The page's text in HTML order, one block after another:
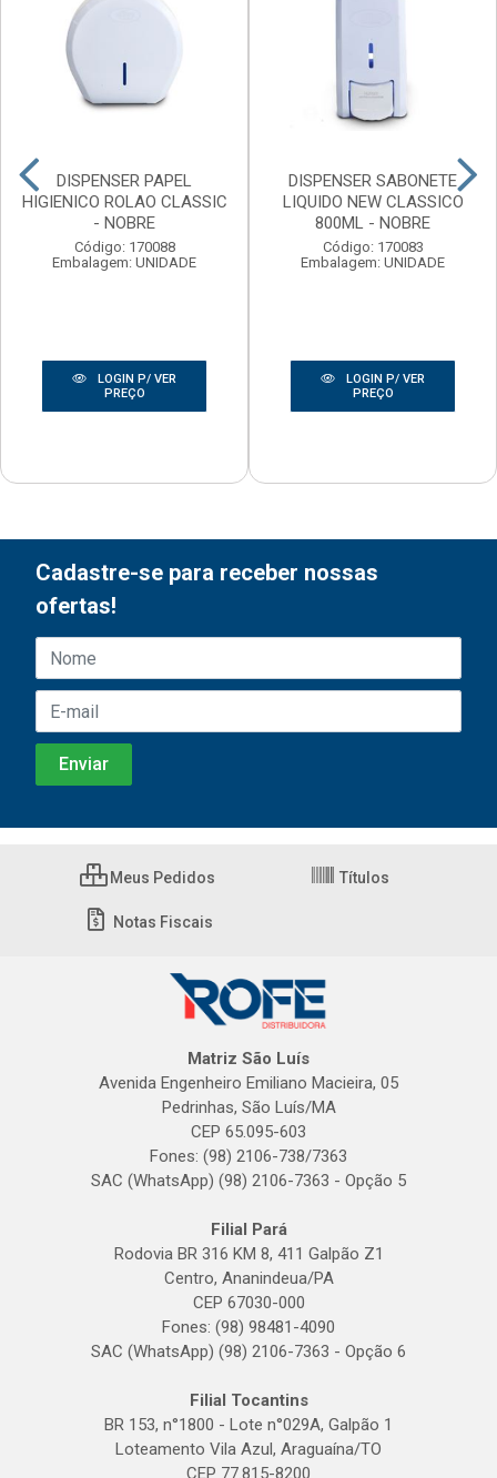
DISPENSER PAPEL
HIGIENICO ROLAO CLASSIC
- NOBRE
Código: 170088
Embalagem: UNIDADE
LOGIN P/ VER
PREÇO
DISPENSER SABONETE
LIQUIDO NEW CLASSICO
800ML - NOBRE
Código: 170083
Embalagem: UNIDADE
LOGIN P/ VER
PREÇO
Cadastre-se para receber nossas
ofertas!
Meus Pedidos Títulos
Notas Fiscais
Matriz São Luís
Avenida Engenheiro Emiliano Macieira, 05
Pedrinhas, São Luís/MA
CEP 65.095-603
Fones: (98) 2106-738/7363
SAC (WhatsApp) (98) 2106-7363 - Opção 5
Filial Pará
Rodovia BR 316 KM 8, 411 Galpão Z1
Centro, Ananindeua/PA
CEP 67030-000
Fones: (98) 98481-4090
SAC (WhatsApp) (98) 2106-7363 - Opção 6
Filial Tocantins
BR 153, n°1800 - Lote n°029A, Galpão 1
Loteamento Vila Azul, Araguaína/TO
CEP 77.815-8200